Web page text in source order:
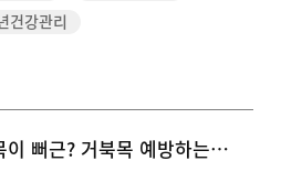
건강관리
모니터만 보면 목이 뻐근? 거북목 예방하는 4가지 자세와 10분 스트레칭